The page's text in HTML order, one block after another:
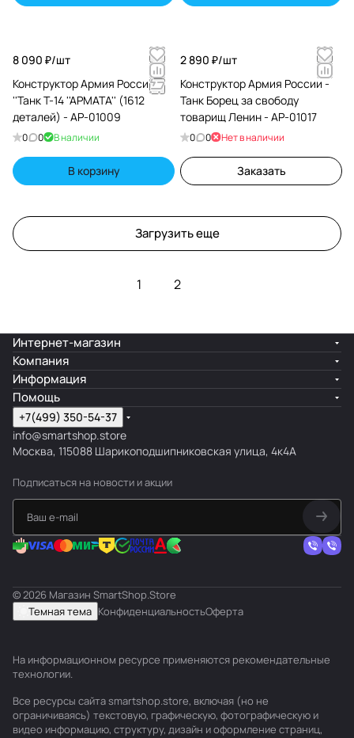
8 090 ₽/шт
Конструктор Армия России
''Танк Т-14 ''АРМАТА'' (1612
деталей) - АР-01009
0 0 В наличии
В корзину
2 890 ₽/шт
Конструктор Армия России -
Танк Борец за свободу
товарищ Ленин - АР-01017
0 0 Нет в наличии
Заказать
Загрузить еще
1 2
Интернет-магазин
Компания
Информация
Помощь
+7(499) 350-54-37
info@smartshop.store
Москва, 115088 Шарикоподшипниковская улица, 4к4А
Подписаться на новости и акции
© 2026 Магазин SmartShop.Store
Темная тема КонфиденциальностьОферта
На информационном ресурсе применяются рекомендательные
технологии.
Все ресурсы сайта smartshop.store, включая (но не
ограничиваясь) текстовую, графическую, фотографическую и
видео информацию, структуру, дизайн и оформление страниц,